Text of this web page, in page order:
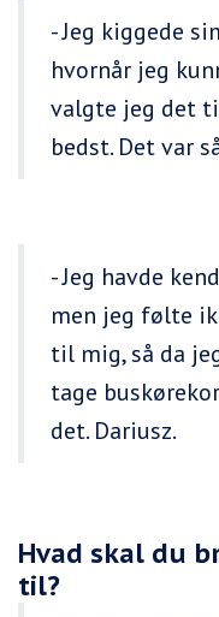
- Jeg kiggede
hvornår jeg
valgte jeg det
bedst. Det var
- Jeg havde
men jeg følte
til mig, så da
tage
det. Dariusz.
Hvad skal du
til?